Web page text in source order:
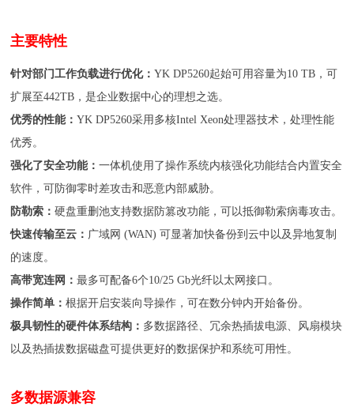
主要特性
针对部门工作负载进行优化：YK DP5260起始可用容量为10 TB ，可
扩展至442TB ，是企业数据中心的理想之选。
优秀的性能：YK DP5260采用多核Intel Xeon处理器技术，处理性能
优秀。
强化了安全功能：一体机使用了操作系统内核强化功能结合内置安全
软件，可防御零时差攻击和恶意内部威胁。
防勒索：硬盘重删池支持数据防篡改功能，可以抵御勒索病毒攻击。
快速传输至云： 广域网 (WAN)可显著加快备份到云中以及异地复制
的速度。
高带宽连网：最多可配备6个10/25 Gb光纤以太网接口。
操作简单：根据开启安装向导操作，可在数分钟内开始备份。
极具韧性的硬件体系结构： 多数据路径、冗余热插拔电源、风扇模块
以及热插拔数据磁盘可提供更好的数据保护和系统可用性。
多数据源兼容